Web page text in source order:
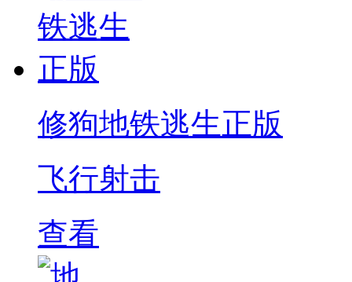
修狗地铁逃生正版
飞行射击
查看